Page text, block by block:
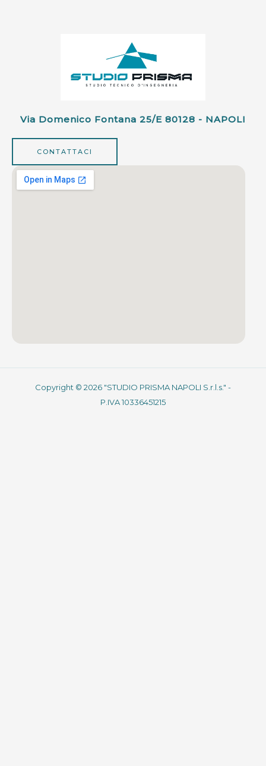
Via Domenico Fontana 25/e 80128 - NAPOLI
CONTATTACI
Copyright © 2026 "STUDIO PRISMA NAPOLI S.r.l.s." -
P.IVA 10336451215